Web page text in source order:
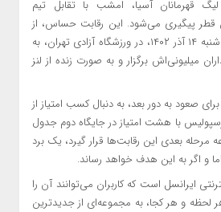
قهرمانان آسیا، امشب با تقابل تیم
قطر پیگیری می‌شود. این رقابت حساس، از
ساعت ۱۹ و سی دقیقه سه‌شنبه ۱۴ آذر ۱۴۰۲، در ورزشگاه آزادی تهران، به
میلیونی‌اش برگزار و به صورت زنده از لنز
صعود به دور بعد، به دنبال کسب امتیاز از
با هشت امتیاز در جایگاه دوم جدول
مرحله بعدی این رقابت‌ها قرار گیرد، یک برد
و اگر به این هدف خواهد رساند.
ایرانسل است که کاربران می‌توانند آن را
لحظه و هر کجا، به مجموعه‌ای از جدیدترین